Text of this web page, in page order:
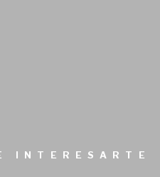
INTERESARTE